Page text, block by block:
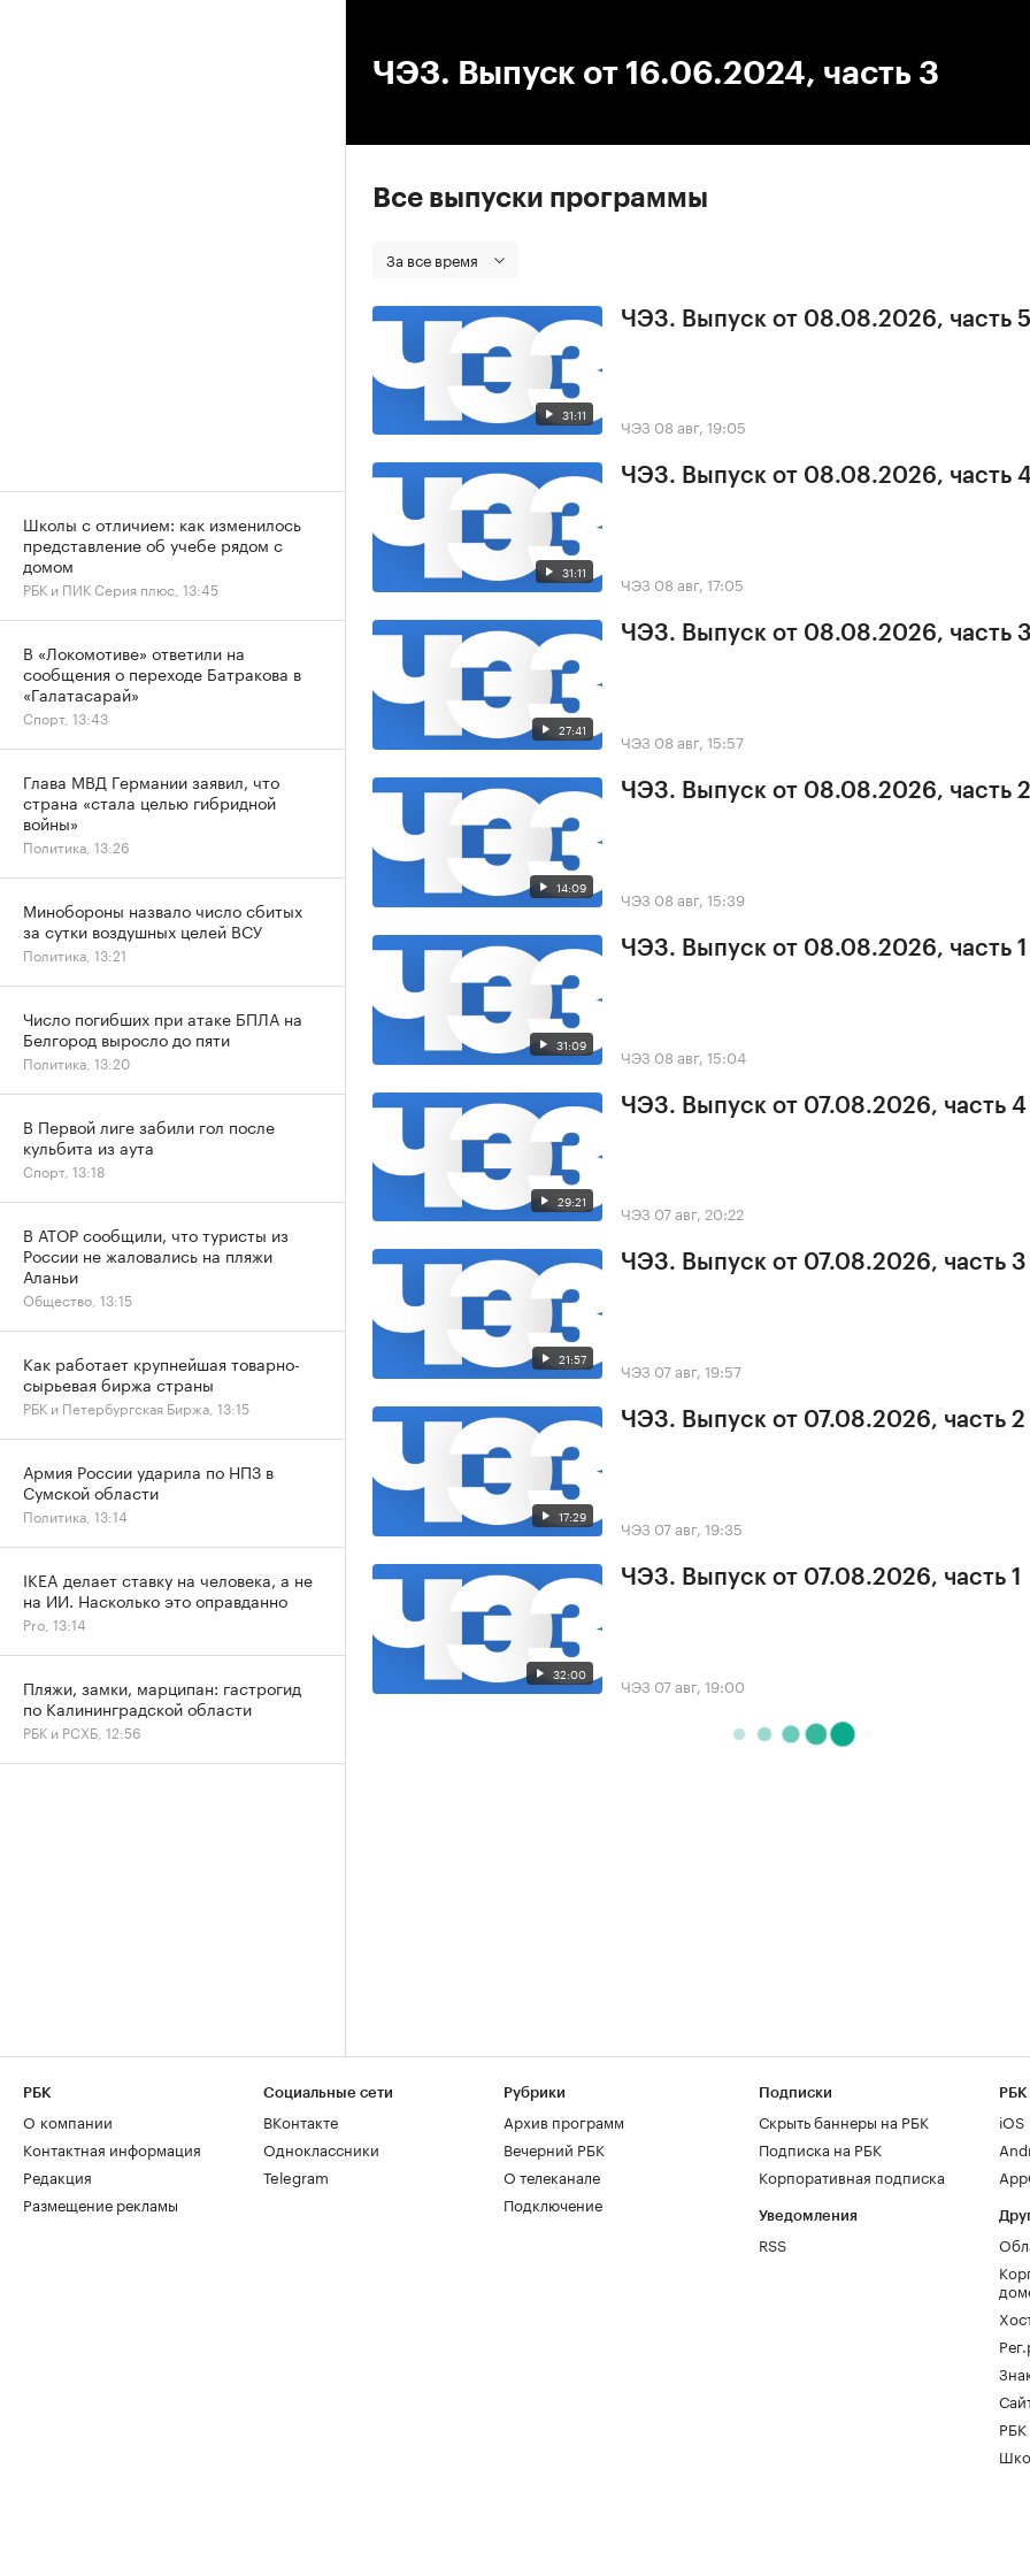
ЧЭЗ. Выпуск от 16.06.2024, часть 3
Все выпуски программы
За все время
31:11
ЧЭЗ. Выпуск от 08.08.2026, часть 5
ЧЭЗ 08 авг, 19:05
31:11
ЧЭЗ. Выпуск от 08.08.2026, часть
ЧЭЗ 08 авг, 17:05
27:41
ЧЭЗ. Выпуск от 08.08.2026, часть
ЧЭЗ 08 авг, 15:57
14:09
ЧЭЗ. Выпуск от 08.08.2026, часть 2
ЧЭЗ 08 авг, 15:39
31:09
ЧЭЗ. Выпуск от 08.08.2026, часть 1
ЧЭЗ 08 авг, 15:04
29:21
ЧЭЗ. Выпуск от 07.08.2026, часть 4
ЧЭЗ 07 авг, 20:22
21:57
ЧЭЗ. Выпуск от 07.08.2026, часть 3
ЧЭЗ 07 авг, 19:57
17:29
ЧЭЗ. Выпуск от 07.08.2026, часть 2
ЧЭЗ 07 авг, 19:35
32:00
ЧЭЗ. Выпуск от 07.08.2026, часть 1
ЧЭЗ 07 авг, 19:00
Школы с отличием: как изменилось
представление об учебе рядом с
домом
РБК и ПИК Серия плюс, 13:45
В «Локомотиве» ответили на
сообщения о переходе Батракова в
«Галатасарай»
Спорт, 13:43
Глава МВД Германии заявил, что
страна «стала целью гибридной
войны»
Политика, 13:26
Минобороны назвало число сбитых
за сутки воздушных целей ВСУ
Политика, 13:21
Число погибших при атаке БПЛА на
Белгород выросло до пяти
Политика, 13:20
В Первой лиге забили гол после
кульбита из аута
Спорт, 13:18
В АТОР сообщили, что туристы из
России не жаловались на пляжи
Аланьи
Общество, 13:15
Как работает крупнейшая товарно-
сырьевая биржа страны
РБК и Петербургская Биржа, 13:15
Армия России ударила по НПЗ в
Сумской области
Политика, 13:14
IKEA делает ставку на человека, а не
на ИИ. Насколько это оправданно
Pro, 13:14
Пляжи, замки, марципан: гастрогид
по Калининградской области
РБК и РСХБ, 12:56
РБК
О компании
Контактная информация
Редакция
Размещение рекламы
Социальные сети
ВКонтакте
Одноклассники
Telegram
Рубрики
Архив программ
Вечерний РБК
О телеканале
Подключение
Подписки
Скрыть баннеры на РБК
Подписка на РБК
Корпоративная подписка
Уведомления
RSS
РБК
iOS